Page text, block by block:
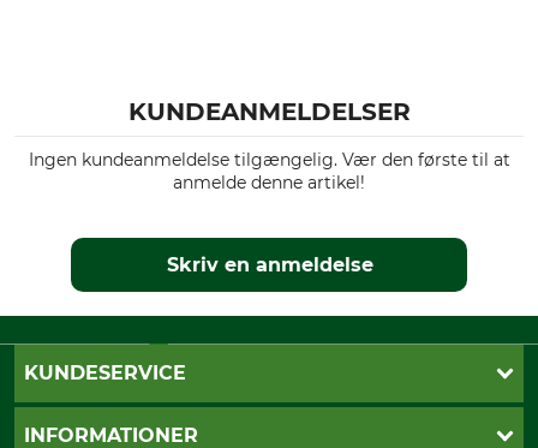
KUNDEANMELDELSER
Ingen kundeanmeldelse tilgængelig. Vær den første til at
anmelde denne artikel!
Skriv en anmeldelse
KUNDESERVICE
Kontakt
INFORMATIONER